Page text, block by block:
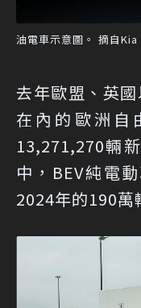
油電車示意圖。 摘自Kia
去年歐盟、英
在內的歐洲自
13,271,270輛
中，BEV純電
2024年的190萬